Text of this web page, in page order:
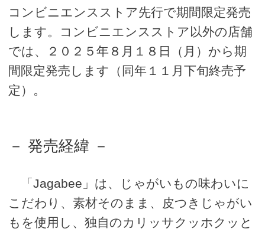
コンビニエンスストア先行で期間限定発売
します。コンビニエンスストア以外の店舗
では、２０２５年８月１８日（月）から期
間限定発売します（同年１１月下旬終売予
定）。
－ 発売経緯 －
「Jagabee」は、じゃがいもの味わいに
こだわり、素材そのまま、皮つきじゃがい
もを使用し、独自のカリッサクッホクッと